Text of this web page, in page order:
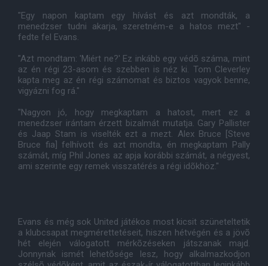
"Egy napon kaptam egy hívást és azt mondták, a
menedzser tudni akarja, szeretném-e a hatos mezt" -
fedte fel Evans.
"Azt mondtam: 'Miért ne?' Ez inkább egy védõ száma, mint
az én régi 23-asom és szebben is néz ki. Tom Cleverley
kapta meg az én régi számomat és biztos vagyok benne,
vigyázni fog rá."
"Nagyon jó, hogy megkaptam a hatost, mert ez a
menedzser irántam érzett bizalmát mutatja. Gary Pallister
és Jaap Stam is viselték ezt a mezt. Alex Bruce [Steve
Bruce fia] felhívott és azt mondta, én megkaptam Pally
számát, míg Phil Jones az apja korábbi számát, a négyest,
ami szerinte egy remek visszatérés a régi idõkhöz."
Evans és még sok United játékos most kicsit szüneteltetik
a klubcsapat megmérettetéseit, hiszen hétvégén és a jövõ
hét elején válogatott mérkõzéseken játszanak majd.
Jonnynak ismét lehetõsége lesz, hogy alkalmazkodjon